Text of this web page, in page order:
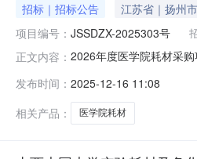
招标｜招标公告 江苏省｜扬州
项目编号： JSSDZX-2025303号
正文内容： 2026年度医学院耗材采
12月23日14点30分（北
发布时间： 2025-12-16 11:08
相关产品：
医学院耗材